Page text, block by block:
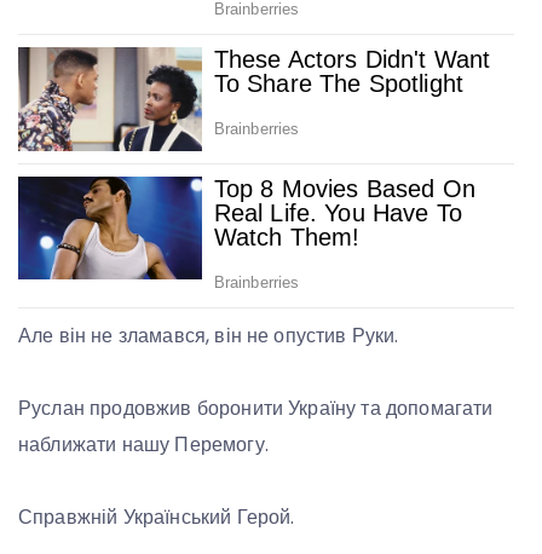
Але він не зламався, він не опустив Руки.
Руслан продовжив боронити Україну та допомагати
наближати нашу Перемогу.
Справжній Український Герой.